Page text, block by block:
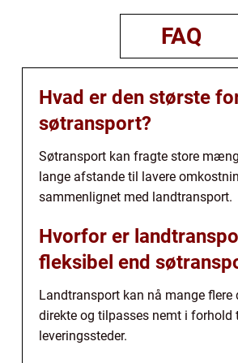
FAQ
Hvad er den største
søtransport?
Søtransport kan fragte store
lange afstande til lavere
sammenlignet med landtransport.
Hvorfor er
fleksibel end
Landtransport kan nå mange flere
direkte og tilpasses nemt i forhold
leveringssteder.